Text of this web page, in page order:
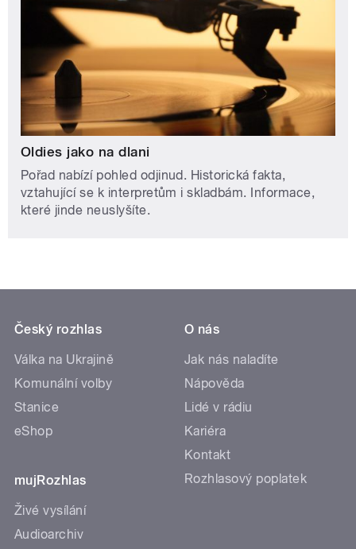
Oldies jako na dlani
Pořad nabízí pohled odjinud. Historická fakta,
vztahující se k interpretům i skladbám. Informace,
které jinde neuslyšíte.
Český rozhlas
Válka na Ukrajině
Komunální volby
Stanice
eShop
mujRozhlas
Živé vysílání
Audioarchiv
O nás
Jak nás naladíte
Nápověda
Lidé v rádiu
Kariéra
Kontakt
Rozhlasový poplatek